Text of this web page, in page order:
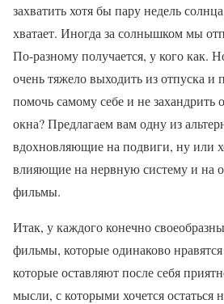
захватить хотя бы пару недель
хватает. Иногда за солнышком мы
По-разному получается, у кого как.
очень тяжело выходить из отпуска и
помочь самому себе и не захандрить
окна? Предлагаем вам одну из
вдохновляющие на подвиги, ну или
влияющие на нервную систему и на
фильмы.
Итак, у каждого конечно
фильмы, которые одинаково
которые оставляют после себя
мысли, с которыми хочется остаться